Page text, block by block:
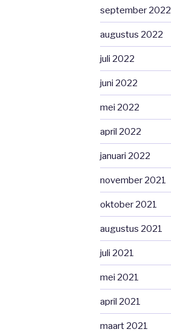
september 2022
augustus 2022
juli 2022
juni 2022
mei 2022
april 2022
januari 2022
november 2021
oktober 2021
augustus 2021
juli 2021
mei 2021
april 2021
maart 2021